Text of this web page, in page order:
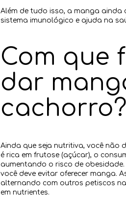
Além de tudo isso, a manga ainda
sistema imunológico e ajuda na
Com que
dar
cachorro?
Ainda que seja nutritiva, você não
é rica em frutose (açúcar), o
aumentando o risco de
você deve evitar oferecer manga.
alternando com outros petiscos
em nutrientes.